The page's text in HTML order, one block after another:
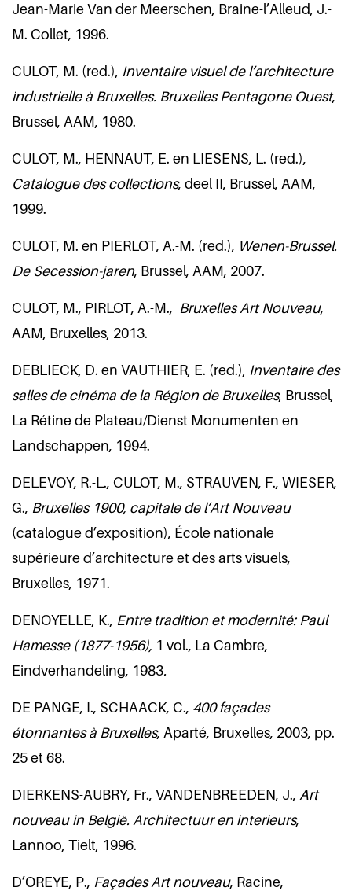
Jean-Marie Van der Meerschen, Braine-l’Alleud, J.-
M. Collet, 1996.
CULOT, M. (red.), Inventaire visuel de l’architecture
industrielle à Bruxelles. Bruxelles Pentagone Ouest,
Brussel, AAM, 1980.
CULOT, M., HENNAUT, E. en LIESENS, L. (red.),
Catalogue des collections, deel II, Brussel, AAM,
1999.
CULOT, M. en PIERLOT, A.-M. (red.), Wenen-Brussel.
De Secession-jaren, Brussel, AAM, 2007.
CULOT, M., PIRLOT, A.-M., Bruxelles Art Nouveau,
AAM, Bruxelles, 2013.
DEBLIECK, D. en VAUTHIER, E. (red.), Inventaire des
salles de cinéma de la Région de Bruxelles, Brussel,
La Rétine de Plateau/Dienst Monumenten en
Landschappen, 1994.
DELEVOY, R.-L., CULOT, M., STRAUVEN, F., WIESER,
G., Bruxelles 1900, capitale de l’Art Nouveau
(catalogue d’exposition), École nationale
supérieure d’architecture et des arts visuels,
Bruxelles, 1971.
DENOYELLE, K., Entre tradition et modernité: Paul
Hamesse (1877-1956), 1 vol., La Cambre,
Eindverhandeling, 1983.
DE PANGE, I., SCHAACK, C., 400 façades
étonnantes à Bruxelles, Aparté, Bruxelles, 2003, pp.
25 et 68.
DIERKENS-AUBRY, Fr., VANDENBREEDEN, J., Art
nouveau in België. Architectuur en interieurs,
Lannoo, Tielt, 1996.
D’OREYE, P., Façades Art nouveau, Racine,